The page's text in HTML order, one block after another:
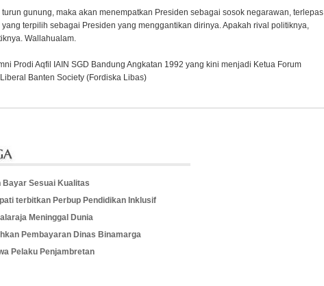
turun gunung, maka akan menempatkan Presiden sebagai sosok negarawan, terlepas
terpilih sebagai Presiden yang menggantikan dirinya. Apakah rival politiknya,
Wallahualam.
Prodi Aqfil IAIN SGD Bandung Angkatan 1992 yang kini menjadi Ketua Forum
Banten Society (Fordiska Libas)
Bayar Sesuai Kualitas
terbitkan Perbup Pendidikan Inklusif
Meninggal Dunia
Pembayaran Dinas Binamarga
Pelaku Penjambretan